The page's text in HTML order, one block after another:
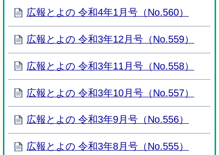
広報とよの 令和4年1月号（No.560）
広報とよの 令和3年12月号（No.559）
広報とよの 令和3年11月号（No.558）
広報とよの 令和3年10月号（No.557）
広報とよの 令和3年9月号（No.556）
広報とよの 令和3年8月号（No.555）